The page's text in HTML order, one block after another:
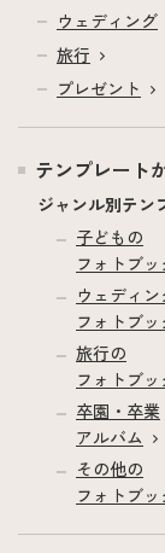
ウェディング
旅行
プレゼント
テンプレート
ジャンル別テン
子どもの
フォトブッ
ウェディン
フォトブッ
旅行の
フォトブッ
卒園・卒業
アルバム
その他の
フォトブッ